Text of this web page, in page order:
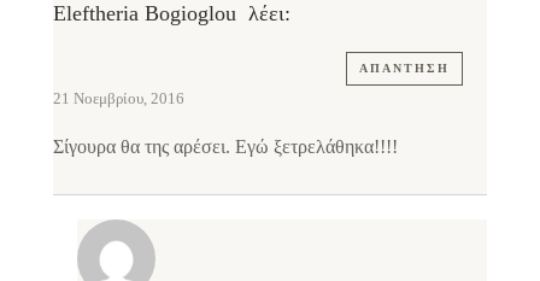
Eleftheria Bogioglou λέει:
ΑΠΆΝΤΗΣΗ
21 Νοεμβρίου, 2016
Σίγουρα θα της αρέσει. Εγώ ξετρελάθηκα!!!!